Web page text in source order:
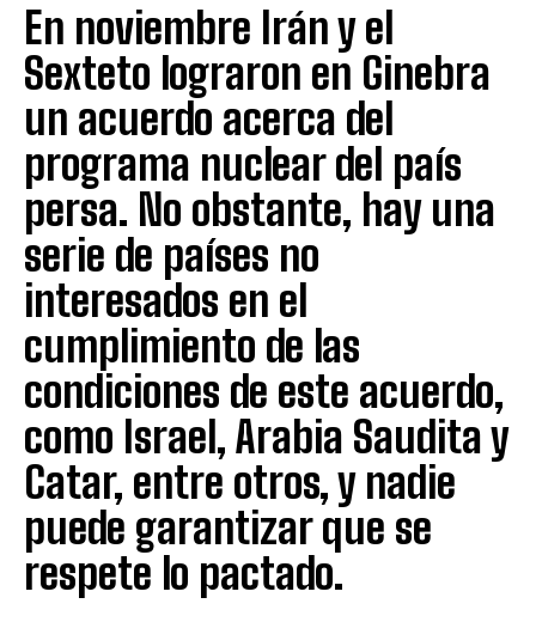
En noviembre Irán y el
Sexteto lograron en Ginebra
un acuerdo acerca del
programa nuclear del país
persa. No obstante, hay una
serie de países no
interesados en el
cumplimiento de las
condiciones de este acuerdo,
como Israel, Arabia Saudita y
Catar, entre otros, y nadie
puede garantizar que se
respete lo pactado.